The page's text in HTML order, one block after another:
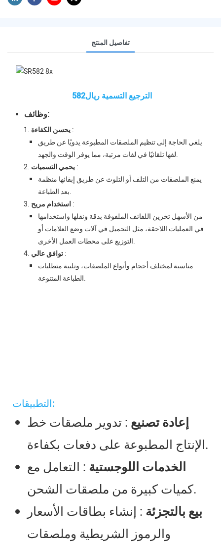
تفاصيل المنتج
الترجيع التسمية ريال582
وظائف:
يحسن الكفاءة:
يلغي الحاجة إلى تنظيم الملصقات المطبوعة يدويًا عن طريق
لفها تلقائيًا في لفات مرتبة، مما يوفر الوقت والجهد.
يحمي التسميات:
يمنع الملصقات من التلف أو التلوث عن طريق إبقائها منظمة
بعد الطباعة.
استخدام مريح:
من الأسهل تخزين اللفائف الملفوفة بدقة ونقلها واستخدامها
في العمليات اللاحقة، مثل التحميل في آلات وضع العلامات أو
التوزيع على محطات العمل الأخرى.
توافق عالي:
مناسبة لمختلف أحجام وأنواع الملصقات، وتلبية متطلبات
الطباعة المتنوعة.
التطبيقات:
إعادة تصنيع : تدوير ملصقات خط
الإنتاج المطبوعة على دفعات بكفاءة.
الخدمات اللوجستية : التعامل مع
كميات كبيرة من ملصقات الشحن.
بيع بالتجزئة : إنشاء بطاقات الأسعار
والرموز الشريطية وملصقات